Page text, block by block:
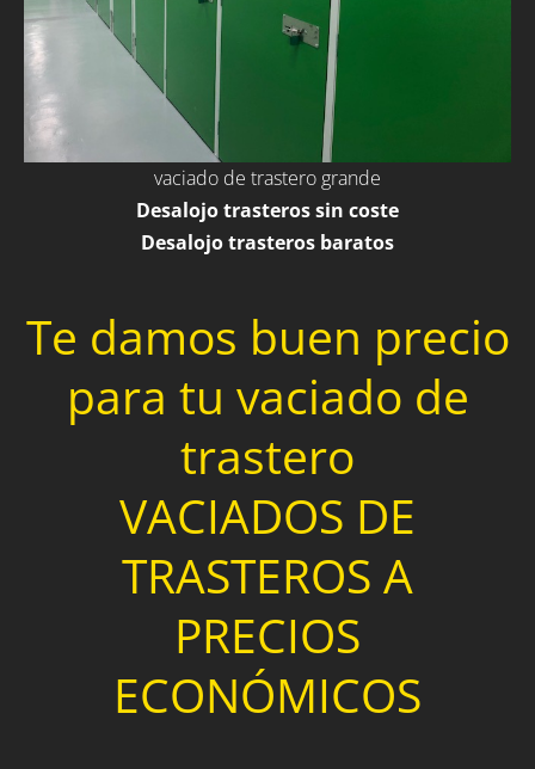
vaciado de trastero grande
Desalojo trasteros sin coste
Desalojo trasteros baratos
Te damos buen precio
para tu vaciado de
trastero
VACIADOS DE
TRASTEROS A
PRECIOS
ECONÓMICOS